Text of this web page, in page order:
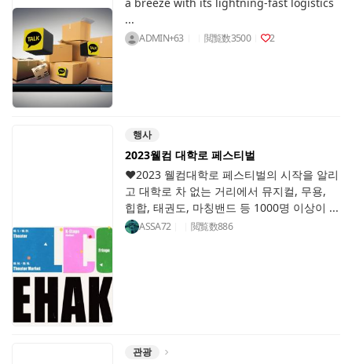
...
ADMIN+63 閲覧数3500 2
행사
2023웰컴 대학로 페스티벌
♥2023 웰컴대학로 페스티벌의 시작을 알리
고 대학로 차 없는 거리에서 뮤지컬, 무용,
힙합, 태권도, 마칭밴드 등 1000명 이상이 ...
ASSA72 閲覧数886
관광